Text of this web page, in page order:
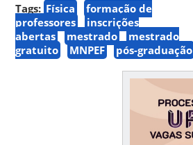
Tags: Física
formação de
professores
inscrições
abertas
mestrado
mestrado
gratuito
MNPEF pós-graduação